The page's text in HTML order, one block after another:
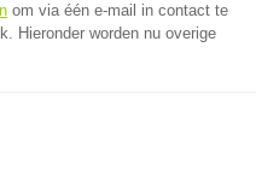
om via één e-mail in contact te
Hieronder worden nu overige